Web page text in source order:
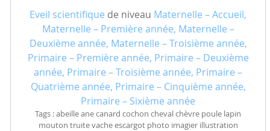
Eveil scientifique de niveau Maternelle – Accueil,
Maternelle – Première année, Maternelle –
Deuxième année, Maternelle – Troisième année,
Primaire – Première année, Primaire – Deuxième
année, Primaire – Troisième année, Primaire –
Quatrième année, Primaire – Cinquième année,
Primaire – Sixième année
Tags : abeille ane canard cochon cheval chèvre poule lapin
mouton truite vache escargot photo imagier illustration